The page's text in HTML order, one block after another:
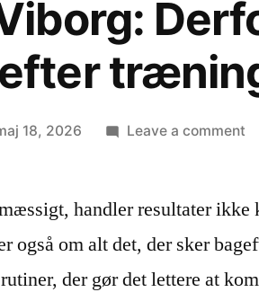
18, 2026 Leave a comment
handler resultater ikke
også om alt det, der sker
der gør det lettere at